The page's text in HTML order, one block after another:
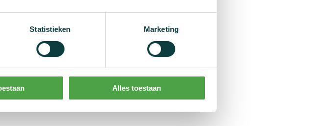
Statistieken Marketing
Alles toestaan
worden op onze website, maar is nu al